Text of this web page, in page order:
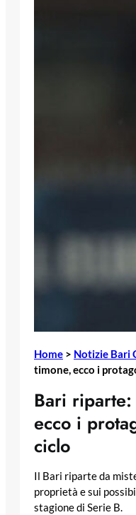
Home > Notizie Bari
timone, ecco i
Bari riparte:
ecco i
ciclo
Il Bari riparte da
proprietà e sui
stagione di Serie B.